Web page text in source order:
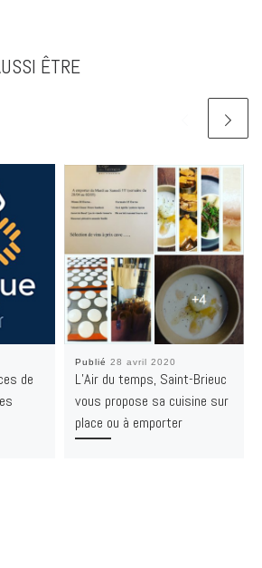
ÊTRE
de
Publié 28 avril 2020
L’Air du temps, Saint-Brieuc
vous propose sa cuisine sur
place ou à emporter